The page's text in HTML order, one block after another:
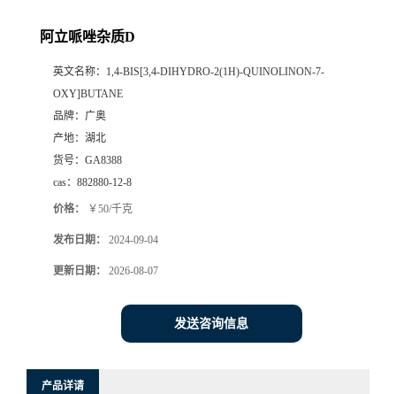
阿立哌唑杂质D
英文名称： 1,4-BIS[3,4-DIHYDRO-2(1H)-QUINOLINON-7-
OXY]BUTANE
品牌： 广奥
产地： 湖北
货号： GA8388
cas： 882880-12-8
价格： ￥50/千克
发布日期： 2024-09-04
更新日期： 2026-08-07
发送咨询信息
产品详请